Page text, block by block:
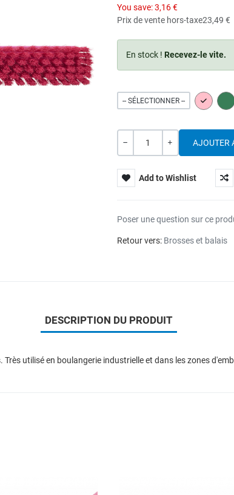
You save:3,16 €
Prix de vente hors-taxe23,49 €
En stock ! Recevez-le vite.
-- SÉLECTIONNER -- PINK
Quantité
Add to Wishlist
Poser une question sur ce
Retour vers: Brosses et balais
DESCRIPTION DU PRODUIT
utilisé en boulangerie industrielle et dans les zones